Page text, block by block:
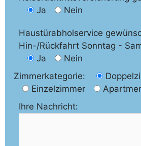
Ja
Nein
Haustürabholservice
Hin-/Rückfahrt Sonntag -
Ja
Nein
Zimmerkategorie:
Einzelzimmer
Ihre Nachricht: